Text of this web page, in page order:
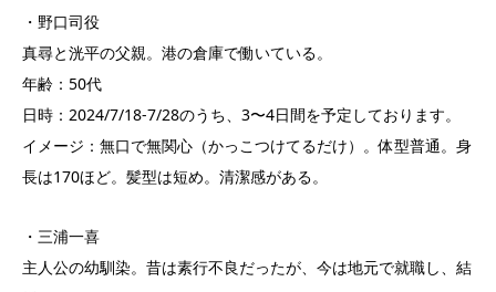
・野口司役
真尋と洸平の父親。港の倉庫で働いている。
年齢：50代
日時：2024/7/18-7/28のうち、3〜4日間を予定しております。
イメージ：無口で無関心（かっこつけてるだけ）。体型普通。身
長は170ほど。髪型は短め。清潔感がある。
・三浦一喜
主人公の幼馴染。昔は素行不良だったが、今は地元で就職し、結